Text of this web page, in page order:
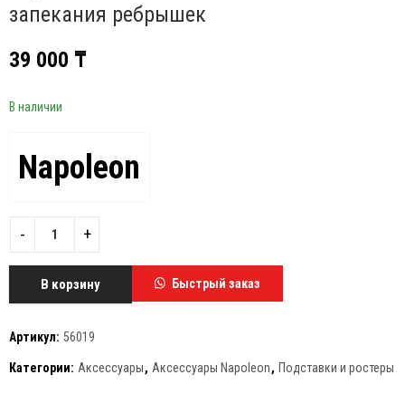
запекания ребрышек
39 000 ₸
В наличии
Napoleon
В корзину Быстрый заказ
Артикул: 56019
Категории: Аксессуары, Аксессуары Napoleon, Подставки и ростеры